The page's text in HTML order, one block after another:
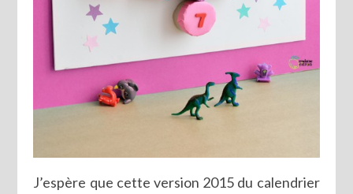
J’espère que cette version 2015 du calendrier